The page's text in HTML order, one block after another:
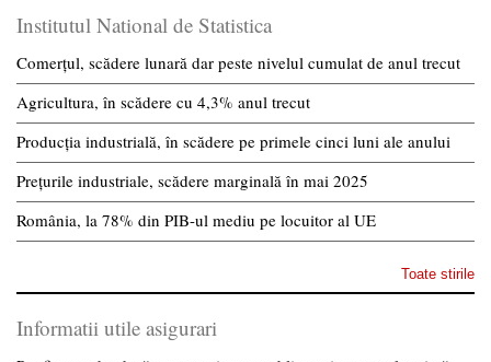
Institutul National de Statistica
Comerțul, scădere lunară dar peste nivelul cumulat de anul trecut
Agricultura, în scădere cu 4,3% anul trecut
Producția industrială, în scădere pe primele cinci luni ale anului
Prețurile industriale, scădere marginală în mai 2025
România, la 78% din PIB-ul mediu pe locuitor al UE
Toate stirile
Informatii utile asigurari